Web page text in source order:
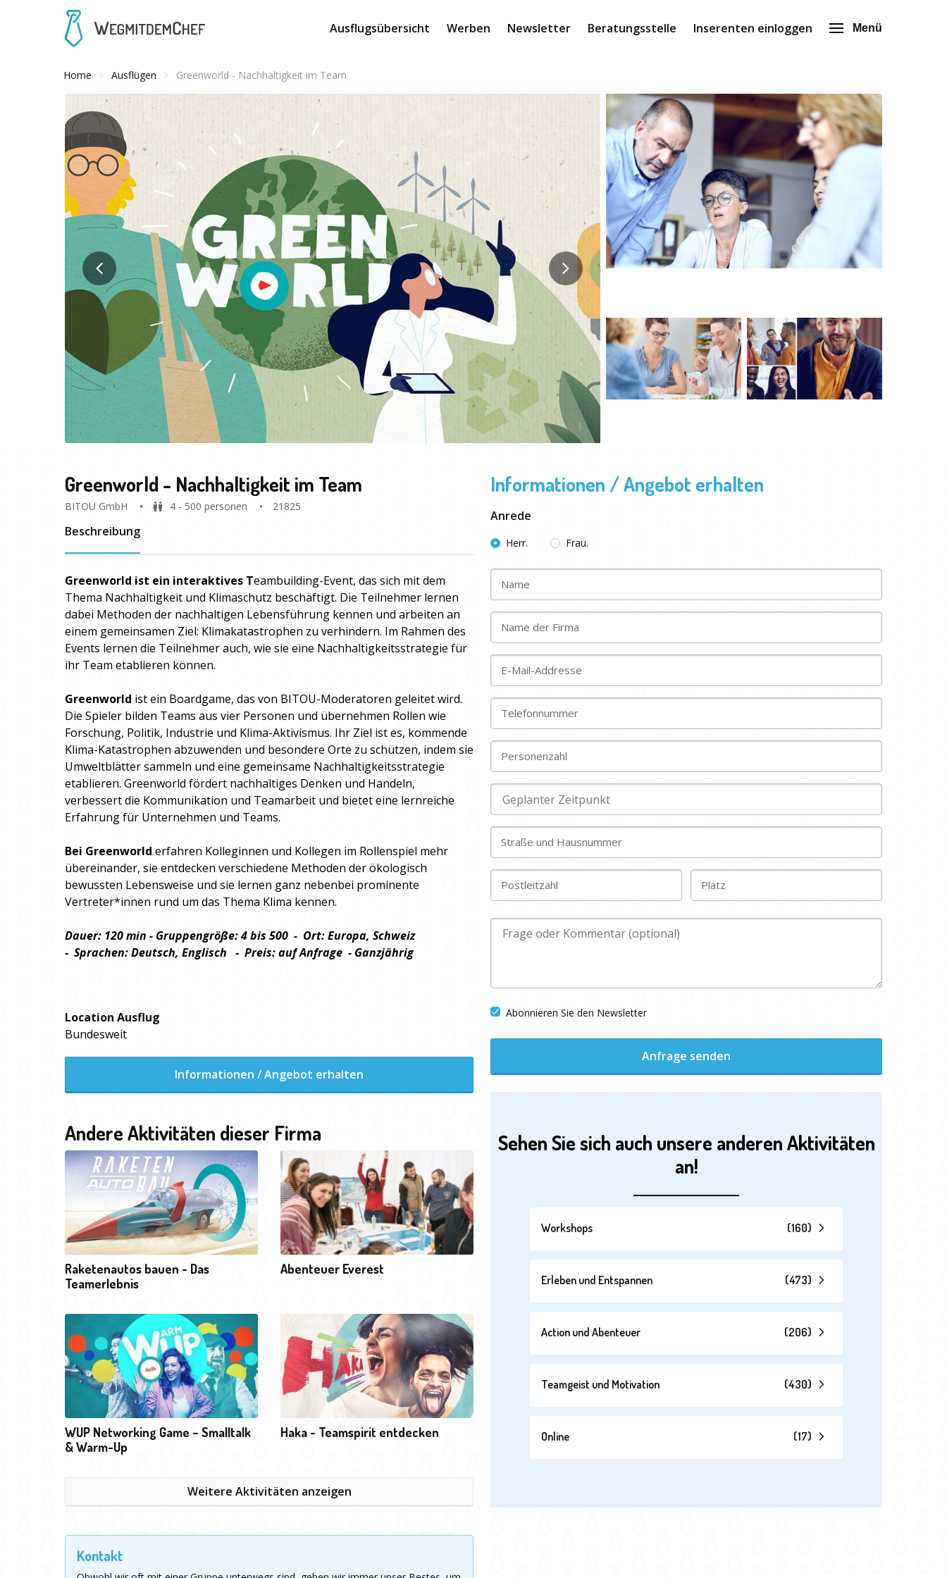
Ausflugsübersicht Werben Newsletter Beratungsstelle Inserenten einloggen Menü
Home Ausflügen Greenworld - Nachhaltigkeit im Team
Greenworld - Nachhaltigkeit im Team
BITOU GmbH 4 - 500 personen 21825
Beschreibung
Greenworld ist ein interaktives Teambuilding-Event, das sich mit dem
Thema Nachhaltigkeit und Klimaschutz beschäftigt. Die Teilnehmer lernen
dabei Methoden der nachhaltigen Lebensführung kennen und arbeiten an
einem gemeinsamen Ziel: Klimakatastrophen zu verhindern. Im Rahmen des
Events lernen die Teilnehmer auch, wie sie eine Nachhaltigkeitsstrategie für
ihr Team etablieren können.
Greenworld ist ein Boardgame, das von BITOU-Moderatoren geleitet wird.
Die Spieler bilden Teams aus vier Personen und übernehmen Rollen wie
Forschung, Politik, Industrie und Klima-Aktivismus. Ihr Ziel ist es, kommende
Klima-Katastrophen abzuwenden und besondere Orte zu schützen, indem sie
Umweltblätter sammeln und eine gemeinsame Nachhaltigkeitsstrategie
etablieren. Greenworld fördert nachhaltiges Denken und Handeln,
verbessert die Kommunikation und Teamarbeit und bietet eine lernreiche
Erfahrung für Unternehmen und Teams.
Bei Greenworld erfahren Kolleginnen und Kollegen im Rollenspiel mehr
übereinander, sie entdecken verschiedene Methoden der ökologisch
bewussten Lebensweise und sie lernen ganz nebenbei prominente
Vertreter*innen rund um das Thema Klima kennen.
Dauer: 120 min - Gruppengröße: 4 bis 500 - Ort: Europa, Schweiz
- Sprachen: Deutsch, Englisch - Preis: auf Anfrage - Ganzjährig
Location Ausflug
Bundesweit
Informationen / Angebot erhalten
Andere Aktivitäten dieser Firma
Raketenautos bauen - Das
Teamerlebnis
Abenteuer Everest
WUP Networking Game – Smalltalk
& Warm-Up
Haka - Teamspirit entdecken
Weitere Aktivitäten anzeigen
Kontakt
Informationen / Angebot erhalten
Anrede
Herr. Frau.
Name
Name der Firma
E-Mail-Addresse
Telefonnummer
Personenzahl
Straße und Hausnummer
Postleitzahl Platz
Abonnieren Sie den Newsletter
Anfrage senden
Sehen Sie sich auch unsere anderen Aktivitäten
an!
Workshops (160)
Erleben und Entspannen (473)
Action und Abenteuer (206)
Teamgeist und Motivation (430)
Online (17)